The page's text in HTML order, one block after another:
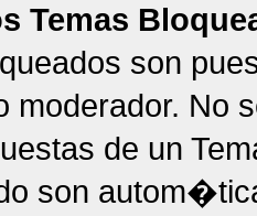
Temas
son
moderador. No
de un
son